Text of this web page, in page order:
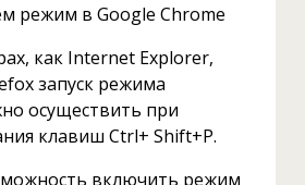
как Internet Explorer,
запуск режима
осуществить при
клавиш Ctrl+ Shift+P.
включить режим